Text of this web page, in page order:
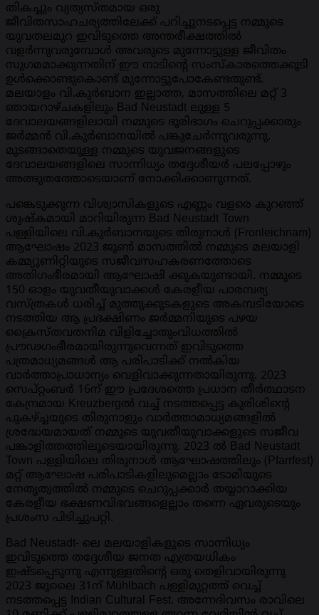
തികച്ചും വ്യത്യസ്തമായ ഒരു
ജീവിതസാഹചര്യത്തിലേക്ക് പറിച്ചുനടപ്പെട്ട നമ്മുടെ
യുവതലമുറ ഇവിടുത്തെ അന്തരീക്ഷത്തിൽ
വളർന്നുവരുമ്പോൾ അവരുടെ മുന്നോട്ടുള്ള ജീവിതം
സുഗമമാക്കുന്നതിന് ഈ നാടിന്റെ സംസ്‌കാരത്തെക്കൂടി
ഉൾക്കൊണ്ടുകൊണ്ട് മുന്നോട്ടുപോകേണ്ടതുണ്ട്.
മലയാളം വി.കുർബാന ഇല്ലാത്ത, മാസത്തിലെ മറ്റ് 3
ഞായറാഴ്ചകളിലും Bad Neustadt ലുള്ള 5
ദേവാലയങ്ങളിലായി നമ്മുടെ ഭൂരിഭാഗം ചെറുപ്പക്കാരും
ജർമ്മൻ വി.കുർബാനയിൽ പങ്കുചേർന്നുവരുന്നു.
മുടങ്ങാതെയുള്ള നമ്മുടെ യുവജനങ്ങളുടെ
ദേവാലയങ്ങളിലെ സാന്നിധ്യം തദ്ദേശീയർ പലപ്പോഴും
അത്ഭുതത്തോടെയാണ് നോക്കിക്കാണുന്നത്.
പങ്കെടുക്കുന്ന വിശ്വാസികളുടെ എണ്ണം വളരെ കുറഞ്ഞ്
ശുഷ്കമായി മാറിയിരുന്ന Bad Neustadt Town
പള്ളിയിലെ വി.കുർബാനയുടെ തിരുനാൾ (Fronleichnam)
ആഘോഷം 2023 ജൂൺ മാസത്തിൽ നമ്മുടെ മലയാളി
കമ്മ്യൂണിറ്റിയുടെ സജീവസഹകരണത്തോടെ
അതിഗംഭീരമായി ആഘോഷി ക്കുകയുണ്ടായി. നമ്മുടെ
150 ഓളം യുവതീയുവാക്കൾ കേരളീയ പാരമ്പര്യ
വസ്ത്രകൾ ധരിച്ച് മുത്തുക്കുടകളുടെ അകമ്പടിയോടെ
നടത്തിയ ആ പ്രദക്ഷിണം ജർമ്മനിയുടെ പഴയ
ക്രൈസ്തവതനിമ വിളിച്ചോതുംവിധത്തിൽ
പ്രൗഢഗംഭീരമായിരുന്നുവെന്നത് ഇവിടുത്തെ
പത്രമാധ്യമങ്ങൾ ആ പരിപാടിക്ക് നൽകിയ
വാർത്താപ്രാധാന്യം വെളിവാക്കുന്നതായിരുന്നു. 2023
സെപ്റ്റംബർ 16ന് ഈ പ്രദേശത്തെ പ്രധാന തീർത്ഥാടന
കേന്ദ്രമായ Kreuzbergൽ വച്ച് നടത്തപ്പെട്ട കുരിശിന്റെ
പുകഴ്ച്ചയുടെ തിരുനാളും വാർത്താമാധ്യമങ്ങളിൽ
ശ്രദ്ധേയമായത് നമ്മുടെ യുവതീയുവാക്കളുടെ സജീവ
പങ്കാളിത്തത്തിലൂടെയായിരുന്നു. 2023 ൽ Bad Neustadt
Town പള്ളിയിലെ തിരുനാൾ ആഘോഷത്തിലും (Pfarrfest)
മറ്റ് ആഘോഷ പരിപാടികളിലുമെല്ലാം ടോമിയുടെ
നേതൃത്വത്തിൽ നമ്മുടെ ചെറുപ്പക്കാർ തയ്യാറാക്കിയ
കേരളീയ ഭക്ഷണവിഭവങ്ങളെല്ലാം തന്നെ ഏവരുടെയും
പ്രശംസ പിടിച്ചുപറ്റി.
Bad Neustadt- ലെ മലയാളികളുടെ സാന്നിധ്യം
ഇവിടുത്തെ തദ്ദേശീയ ജനത എത്രയധികം
ഇഷ്ടപ്പെടുന്നു എന്നുള്ളതിന്റെ ഒരു തെളിവായിരുന്നു
2023 ജൂലൈ 31ന് Mühlbach പള്ളിമുറ്റത്ത് വെച്ച്
നടത്തപ്പെട്ട Indian Cultural Fest. അന്നേദിവസം രാവിലെ